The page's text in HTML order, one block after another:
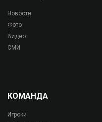
Новости
Фото
Видео
СМИ
КОМАНДА
Игроки